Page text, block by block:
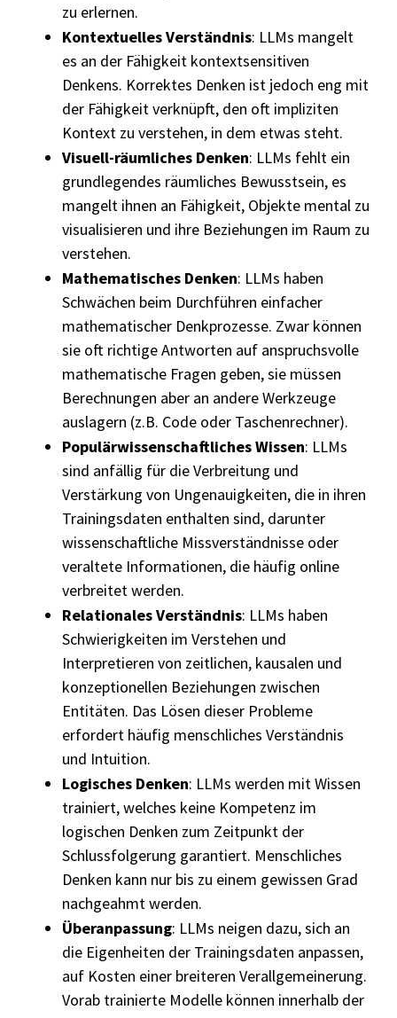
zu erlernen.
Kontextuelles Verständnis: LLMs mangelt
es an der Fähigkeit kontextsensitiven
Denkens. Korrektes Denken ist jedoch eng mit
der Fähigkeit verknüpft, den oft impliziten
Kontext zu verstehen, in dem etwas steht.
Visuell-räumliches Denken: LLMs fehlt ein
grundlegendes räumliches Bewusstsein, es
mangelt ihnen an Fähigkeit, Objekte mental zu
visualisieren und ihre Beziehungen im Raum zu
verstehen.
Mathematisches Denken: LLMs haben
Schwächen beim Durchführen einfacher
mathematischer Denkprozesse. Zwar können
sie oft richtige Antworten auf anspruchsvolle
mathematische Fragen geben, sie müssen
Berechnungen aber an andere Werkzeuge
auslagern (z.B. Code oder Taschenrechner).
Populärwissenschaftliches Wissen: LLMs
sind anfällig für die Verbreitung und
Verstärkung von Ungenauigkeiten, die in ihren
Trainingsdaten enthalten sind, darunter
wissenschaftliche Missverständnisse oder
veraltete Informationen, die häufig online
verbreitet werden.
Relationales Verständnis: LLMs haben
Schwierigkeiten im Verstehen und
Interpretieren von zeitlichen, kausalen und
konzeptionellen Beziehungen zwischen
Entitäten. Das Lösen dieser Probleme
erfordert häufig menschliches Verständnis
und Intuition.
Logisches Denken: LLMs werden mit Wissen
trainiert, welches keine Kompetenz im
logischen Denken zum Zeitpunkt der
Schlussfolgerung garantiert. Menschliches
Denken kann nur bis zu einem gewissen Grad
nachgeahmt werden.
Überanpassung: LLMs neigen dazu, sich an
die Eigenheiten der Trainingsdaten anpassen,
auf Kosten einer breiteren Verallgemeinerung.
Vorab trainierte Modelle können innerhalb der